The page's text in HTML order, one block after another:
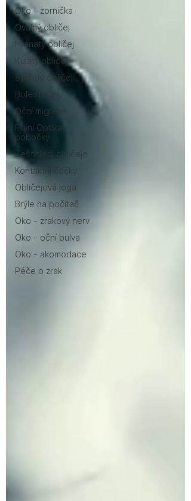
Oko - zornička
Oválný obličej
Hranatý obličej
Kulatý obličej
Špičatý obličej
Bolest hlavy
Oční migréna
První Optika -
pobočky
Zeštíhlení obličeje
Kontaktní čočky
Obličejová jóga
Brýle na počítač
Oko - zrakový nerv
Oko - oční bulva
Oko - akomodace
Péče o zrak